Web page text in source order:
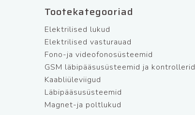
Tootekategooriad
Elektrilised lukud
Elektrilised vasturauad
Fono-ja videofonosüsteemid
GSM läbipääsusüsteemid ja kontrollerid
Kaabliüleviigud
Läbipääsusüsteemid
Magnet-ja poltlukud